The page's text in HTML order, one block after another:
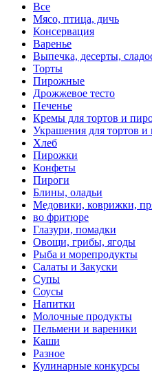
Все
Мясо, птица, дичь
Консервация
Варенье
Выпечка, десерты,
Торты
Пирожные
Дрожжевое тесто
Печенье
Кремы для тортов и
Украшения для тортов
Хлеб
Пирожки
Конфеты
Пироги
Блины, оладьи
Медовики, коврижки,
во фритюре
Глазури, помадки
Овощи, грибы, ягоды
Рыба и морепродукты
Салаты и Закуски
Супы
Соусы
Напитки
Молочные продукты
Пельмени и вареники
Каши
Разное
Кулинарные конкурсы